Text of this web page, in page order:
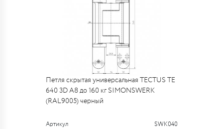
Петля скрытая универсальная TECTUS TE
640 3D A8 до 160 кг SIMONSWERK
(RAL9005) черный
Артикул SWK040